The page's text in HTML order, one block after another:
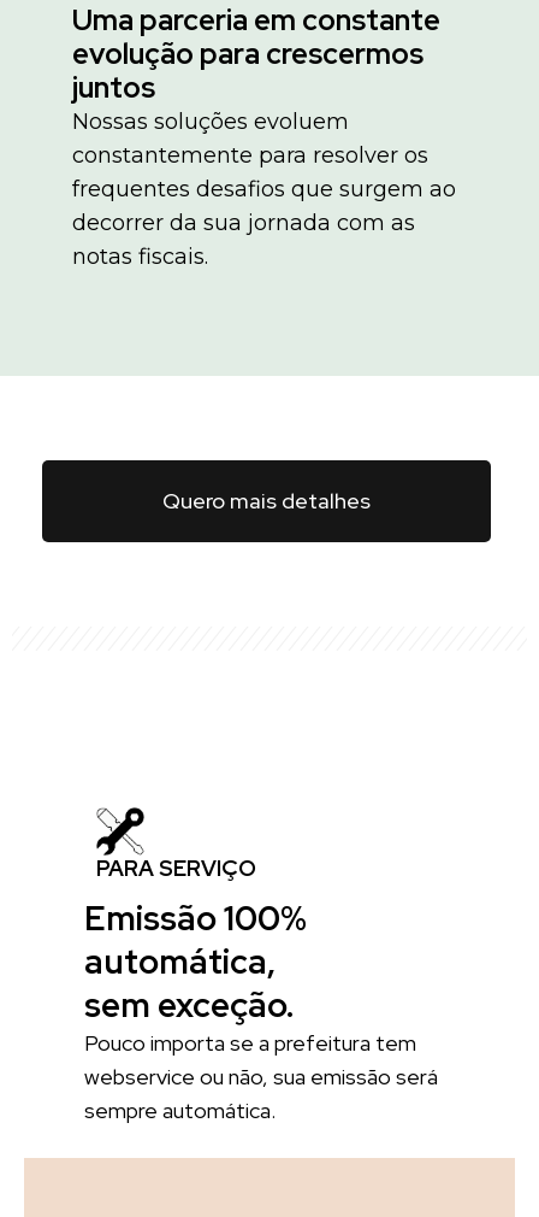
Uma parceria em constante
evolução para crescermos
juntos
Nossas soluções evoluem
constantemente para resolver os
frequentes desafios que surgem ao
decorrer da sua jornada com as
notas fiscais.
Quero mais detalhes
PARA SERVIÇO
Emissão 100%
automática,
sem exceção.
Pouco importa se a prefeitura tem
webservice ou não, sua emissão será
sempre automática.